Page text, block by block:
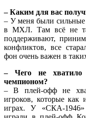
– Каким для вас
– У меня были
в МХЛ. Там всё не
поддерживают,
конфликтов, все
фон очень важен в
– Чего не хватило
чемпионом?
– В плей-офф не
игроков, которые как
играх. У «СКА-